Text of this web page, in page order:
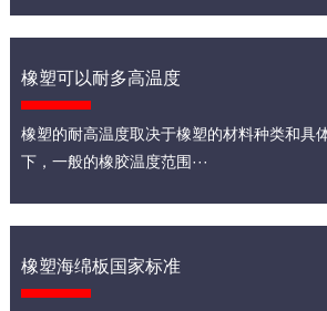
橡塑可以耐多高温度
橡塑的耐高温度取决于橡塑的材料种类和具
下，一般的橡胶温度范围···
橡塑海绵板国家标准